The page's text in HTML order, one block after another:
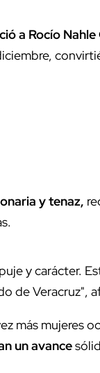
a Rocío Nahle
y tenaz,
y carácter.
de Veracruz",
más mujeres
un avance